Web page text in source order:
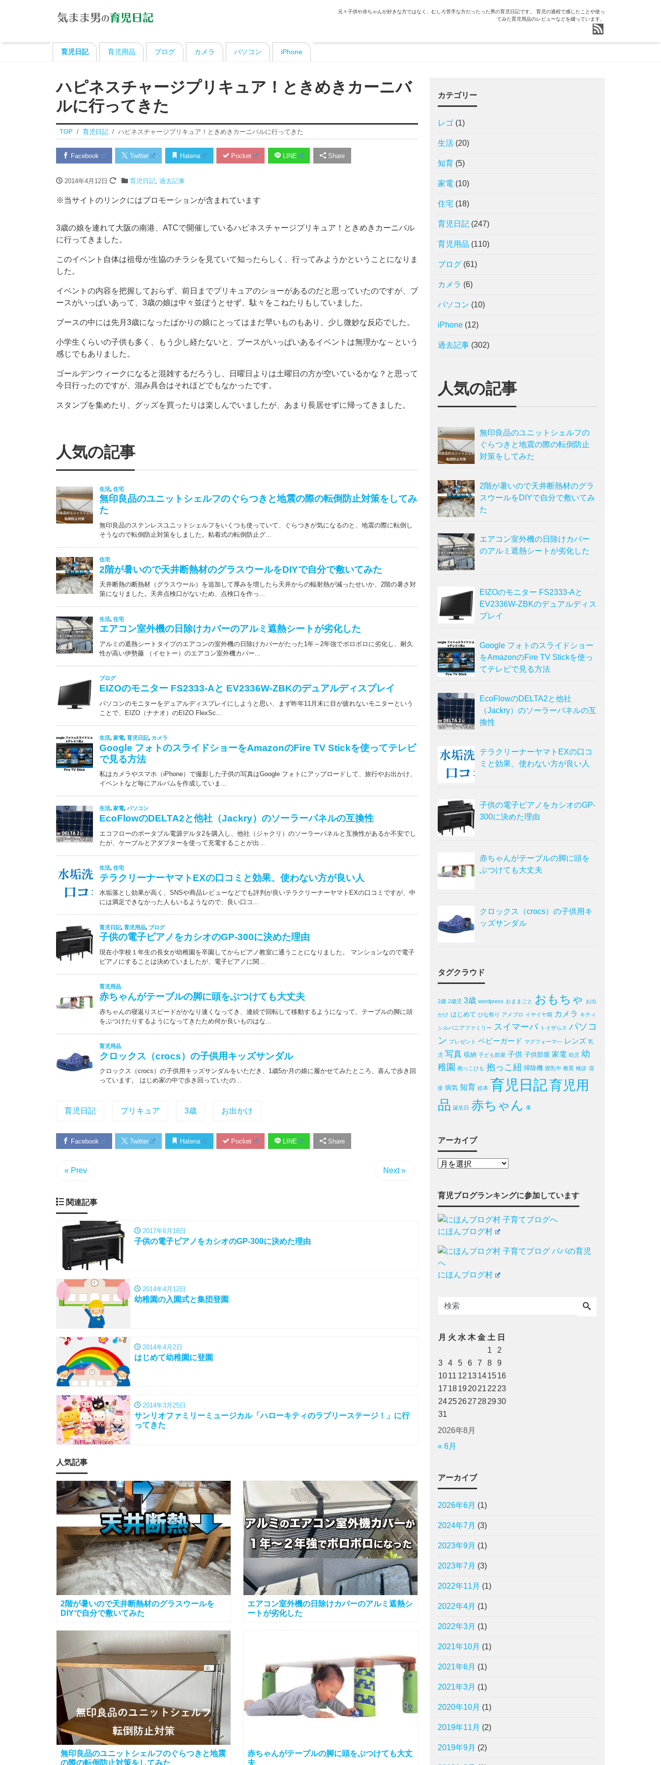
元々子供や赤ちゃんが好きな方ではなく、むしろ苦手な方だったった男の育児日記です。 育児の過程で感じたことや使っ
てみた育児用品のレビューなどを綴っています。
育児日記 育児用品 ブログ カメラ パソコン iPhone
ハピネスチャージプリキュア！ときめきカーニバ
ルに行ってきた
TOP 育児日記 ハピネスチャージプリキュア！ときめきカーニバルに行ってきた
Facebook Twitter Hatena Pocket LINE Share
2014年4月12日 育児日記, 過去記事
※当サイトのリンクにはプロモーションが含まれています
3歳の娘を連れて大阪の南港、ATCで開催しているハピネスチャージプリキュア！ときめきカーニバル
に行ってきました。
このイベント自体は祖母が生協のチラシを見ていて知ったらしく、行ってみようかということになりま
した。
イベントの内容を把握しておらず、前日までプリキュアのショーがあるのだと思っていたのですが、ブ
ースがいっぱいあって、3歳の娘は中々並ぼうとせず、駄々をこねたりもしていました。
ブースの中には先月3歳になったばかりの娘にとってはまだ早いものもあり、少し微妙な反応でした。
小学生くらいの子供も多く、もう少し経たないと、ブースがいっぱいあるイベントは無理かな～という
感じでもありました。
ゴールデンウィークになると混雑するだろうし、日曜日よりは土曜日の方が空いているかな？と思って
今日行ったのですが、混み具合はそれほどでもなかったです。
スタンプを集めたり、グッズを買ったりは楽しんでいましたが、あまり長居せずに帰ってきました。
人気の記事
育児日記 プリキュア 3歳 お出かけ
Facebook Twitter Hatena Pocket LINE Share
« Prev Next »
関連記事
2017年6月18日
子供の電子ピアノをカシオのGP-300に決めた理由
2014年4月12日
幼稚園の入園式と集団登園
2014年4月2日
はじめて幼稚園に登園
2014年3月25日
サンリオファミリーミュージカル「ハローキティのラブリーステージ！」に行
ってきた
人気記事
2階が暑いので天井断熱材のグラスウールを
DIYで自分で敷いてみた
エアコン室外機の日除けカバーのアルミ遮熱シ
ートが劣化した
無印良品のユニットシェルフのぐらつきと地震
の際の転倒防止対策をしてみた
赤ちゃんがテーブルの脚に頭をぶつけても大丈
夫
カテゴリー
レゴ (1)
生活 (20)
知育 (5)
家電 (10)
住宅 (18)
育児日記 (247)
育児用品 (110)
ブログ (61)
カメラ (6)
パソコン (10)
iPhone (12)
過去記事 (302)
人気の記事
無印良品のユニットシェルフの
ぐらつきと地震の際の転倒防止
対策をしてみた
2階が暑いので天井断熱材のグラ
スウールをDIYで自分で敷いてみ
た
エアコン室外機の日除けカバー
のアルミ遮熱シートが劣化した
EIZOのモニター FS2333-Aと
EV2336W-ZBKのデュアルディス
プレイ
Google フォトのスライドショー
をAmazonのFire TV Stickを使っ
てテレビで見る方法
EcoFlowのDELTA2と他社
（Jackry）のソーラーパネルの互
換性
テラクリーナーヤマトEXの口コ
ミと効果、使わない方が良い人
子供の電子ピアノをカシオのGP-
300に決めた理由
赤ちゃんがテーブルの脚に頭を
ぶつけても大丈夫
クロックス（crocs）の子供用キ
ッズサンダル
タグクラウド
2歳 2歳児 3歳 wordpress おままごと おもちゃ お出
かけ はじめて ひな祭り アメブロ イヤイヤ期 カメラ キティ
シルバニアファミリー スイマーバ トイザらス パソコ
ン プレゼント ベビーガード マグフォーマ― レンズ 乳
児 写真 収納 子ども部屋 子供 子供部屋 家電 幼児 幼
稚園 抱っこひも 抱っこ紐 掃除機 授乳中 教育 検診 湿
疹 病気 知育 絵本 育児日記育児用
品 誕生日 赤ちゃん 車
アーカイブ
育児ブログランキングに参加しています
にほんブログ村
にほんブログ村
2026年8月
月 火 水 木 金 土 日
1
2
3
4 5 6 7 8
9
1011 12 13141516
17 18192021 22 23
24252627 282930
31
« 6月
アーカイブ
2026年6月 (1)
2024年7月 (3)
2023年9月 (1)
2023年7月 (3)
2022年11月 (1)
2022年4月 (1)
2022年3月 (1)
2021年10月 (1)
2021年6月 (1)
2021年3月 (1)
2020年10月 (1)
2019年11月 (2)
2019年9月 (2)